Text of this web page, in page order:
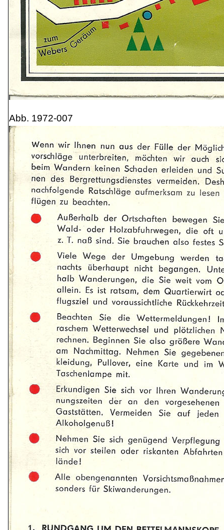
Abb. 1972-007